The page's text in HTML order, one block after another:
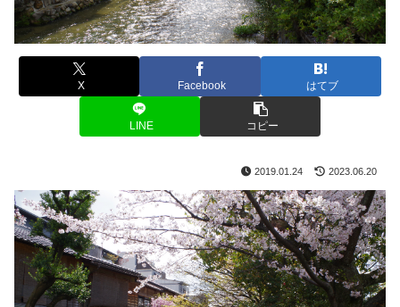
X Facebook はてブ
LINE コピー
2019.01.24 2023.06.20